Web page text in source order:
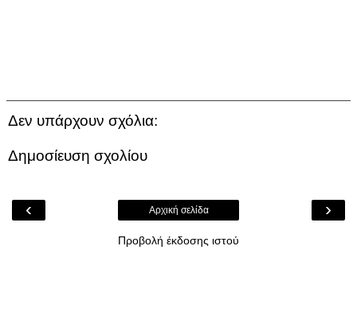
Δεν υπάρχουν σχόλια:
Δημοσίευση σχολίου
‹ ›
Αρχική σελίδα
Προβολή έκδοσης ιστού